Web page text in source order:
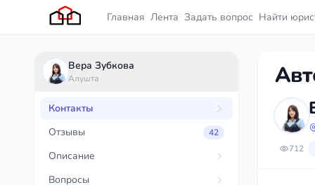
Главная Лента Задать вопрос Найти
Вера Зубкова
Алушта
Контакты
Отзывы
42
Описание
Вопросы
712